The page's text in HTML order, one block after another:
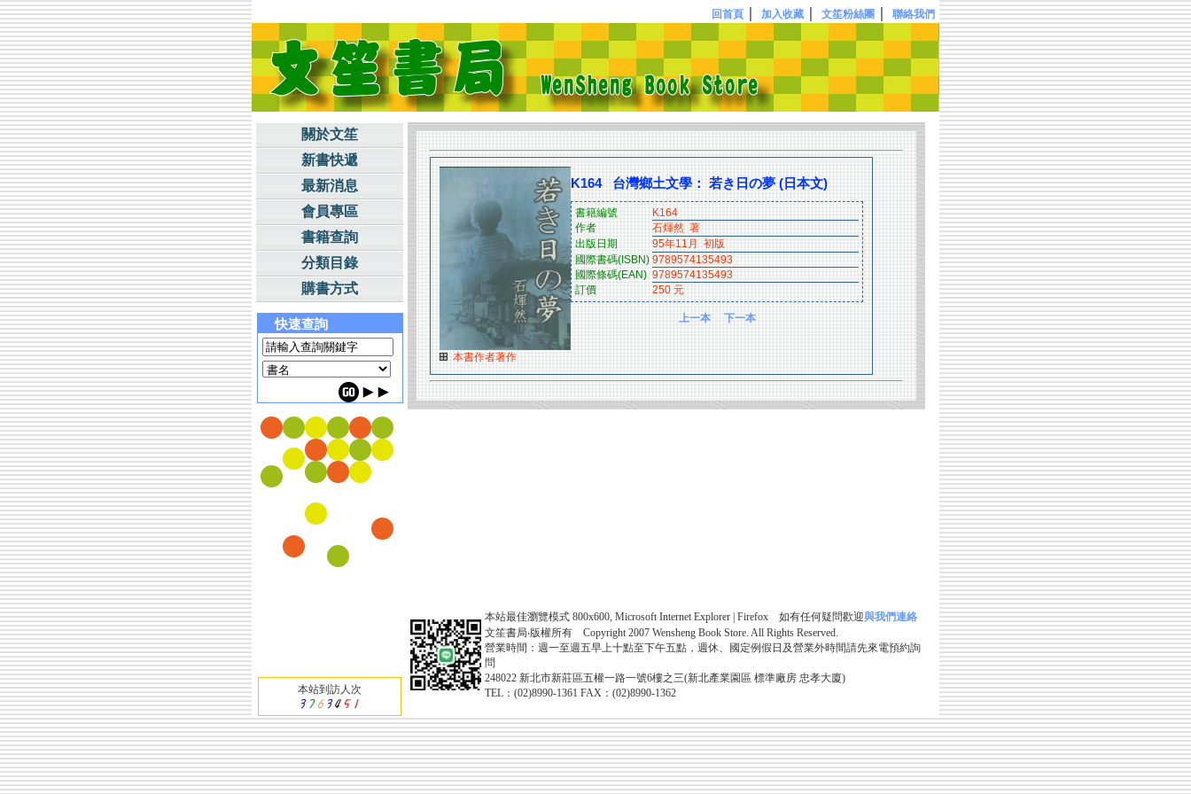
回首頁 加入收藏 文笙粉絲團 聯絡我們
關於文笙
新書快遞
最新消息
會員專區
書籍查詢
分類目錄
購書方式
快速查詢
K164 台灣鄉土文學： 若き日の夢 (日本文)
書籍編號
K164
作者
石煇然 著
出版日期
95年11月 初版
國際書碼(ISBN) 9789574135493
國際條碼(EAN) 9789574135493
訂價
250 元
上一本 下一本
本書作者著作
本站到訪人次
本站最佳瀏覽模式 800x600, Microsoft Internet Explorer | Firefox 如有任何疑問歡迎與我們連絡
文笙書局‧版權所有 Copyright 2007 Wensheng Book Store. All Rights Reserved.
營業時間：週一至週五早上十點至下午五點，週休、國定例假日及營業外時間請先來電預約詢
問
248022 新北市新莊區五權一路一號6樓之三(新北產業園區 標準廠房 忠孝大廈)
TEL：(02)8990-1361 FAX：(02)8990-1362